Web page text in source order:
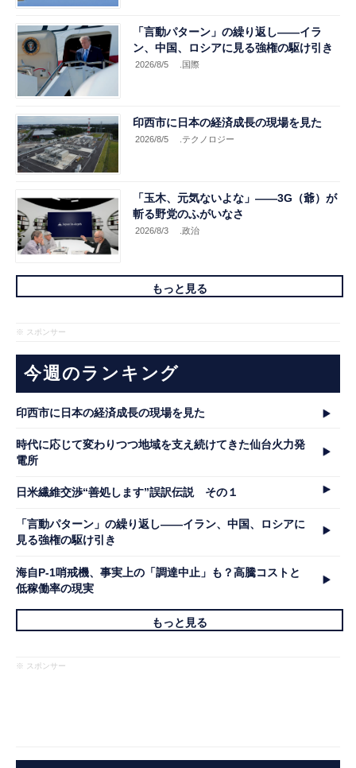
「言動パターン」の繰り返し――イラ
ン、中国、ロシアに見る強権の駆け引き
2026/8/5 .国際
印西市に日本の経済成長の現場を見た
2026/8/5 .テクノロジー
「玉木、元気ないよな」――3G（爺）が
斬る野党のふがいなさ
2026/8/3 .政治
もっと見る
※ スポンサー
今週のランキング
印西市に日本の経済成長の現場を見た
時代に応じて変わりつつ地域を支え続けてきた仙台火力発
電所
日米繊維交渉“善処します”誤訳伝説 その１
「言動パターン」の繰り返し――イラン、中国、ロシアに
見る強権の駆け引き
海自P-1哨戒機、事実上の「調達中止」も？高騰コストと
低稼働率の現実
もっと見る
※ スポンサー